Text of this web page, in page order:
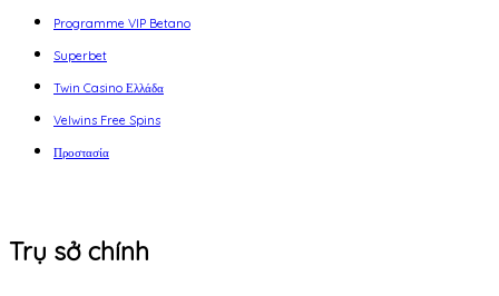
Programme VIP Betano
Superbet
Twin Casino Ελλάδα
Velwins Free Spins
Προστασία
Trụ sở chính